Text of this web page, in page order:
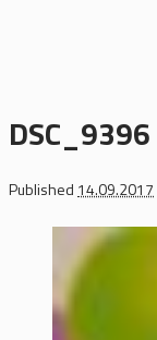
DSC_9396
Published 14.09.2017